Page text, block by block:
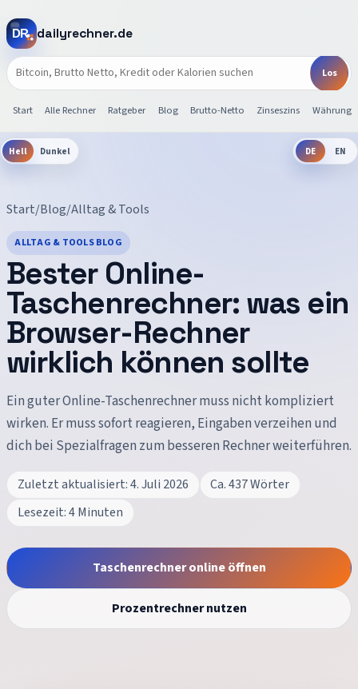
dailyrechner.de
Start Alle Rechner Ratgeber Blog Brutto-Netto Zinseszins
Hell Dunkel DE EN
Start/Blog/Alltag & Tools
ALLTAG & TOOLSBLOG
Bester Online-
Taschenrechner: was ein
Browser-Rechner
wirklich können sollte
Ein guter Online-Taschenrechner muss nicht kompliziert
wirken. Er muss sofort reagieren, Eingaben verzeihen und
dich bei Spezialfragen zum besseren Rechner weiterführen.
Zuletzt aktualisiert:4. Juli 2026 Ca.437Wörter
Lesezeit:4Minuten
Taschenrechner online öffnen
Prozentrechner nutzen